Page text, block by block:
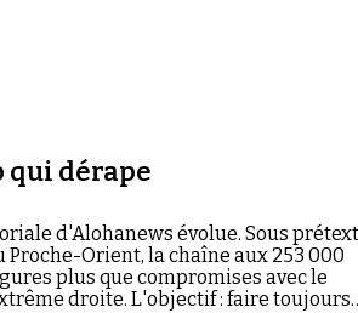
qui dérape
d'Alohanews évolue. Sous
Orient, la chaîne aux 253 000
plus que compromises avec le
droite. L'objectif : faire toujours